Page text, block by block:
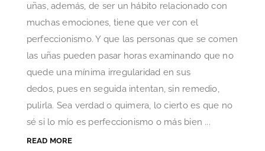
uñas, además, de ser un hábito relacionado con
muchas emociones, tiene que ver con el
perfeccionismo. Y que las personas que se comen
las uñas pueden pasar horas examinando que no
quede una mínima irregularidad en sus
dedos, pues en seguida intentan, sin remedio,
pulirla. Sea verdad o quimera, lo cierto es que no
sé si lo mío es perfeccionismo o más bien ...
READ MORE